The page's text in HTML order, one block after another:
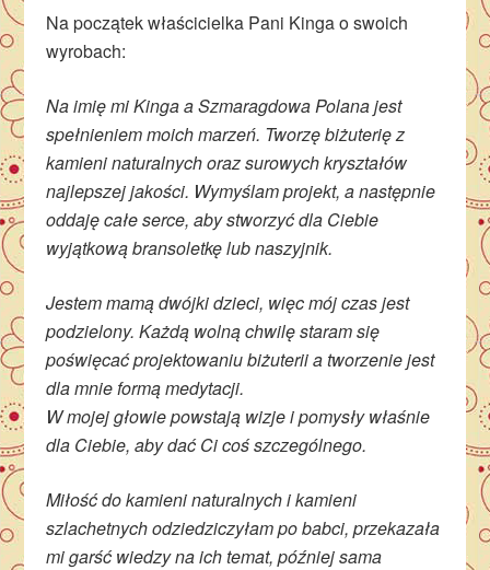
Na początek właścicielka Pani Kinga o swoich
wyrobach:
Na imię mi Kinga a Szmaragdowa Polana jest
spełnieniem moich marzeń. Tworzę biżuterię z
kamieni naturalnych oraz surowych kryształów
najlepszej jakości. Wymyślam projekt, a następnie
oddaję całe serce, aby stworzyć dla Ciebie
wyjątkową bransoletkę lub naszyjnik.
Jestem mamą dwójki dzieci, więc mój czas jest
podzielony. Każdą wolną chwilę staram się
poświęcać projektowaniu biżuterii a tworzenie jest
dla mnie formą medytacji.
W mojej głowie powstają wizje i pomysły właśnie
dla Ciebie, aby dać Ci coś szczególnego.
Miłość do kamieni naturalnych i kamieni
szlachetnych odziedziczyłam po babci, przekazała
mi garść wiedzy na ich temat, później sama